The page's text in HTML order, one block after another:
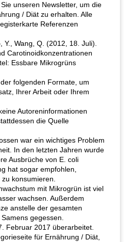
unseren Newsletter, um die
/ Diät zu erhalten. Alle
Referenzen
Wang, Q. (2012, 18. Juli).
Carotinoidkonzentrationen
Essbare Mikrogrüns
folgenden Formate, um
Ihrer Arbeit oder Ihrem
Autoreninformationen
die Quelle
war ein wichtiges Problem
In den letzten Jahren wurde
Ausbrüche von E. coli
hat sogar empfohlen,
konsumieren.
mit Mikrogrün ist viel
wachsen. Außerdem
anstelle der gesamten
gegessen.
Februar 2017 überarbeitet.
für Ernährung / Diät,